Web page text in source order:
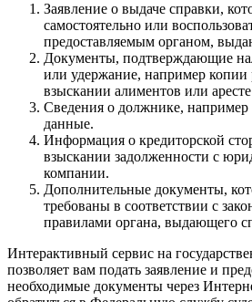
Заявление о выдаче справки,
самостоятельно или
предоставляемым органом,
Документы, подтверждающие
или удержание, например копии
взыскании алиментов или
Сведения о должнике,
данные.
Информация о кредиторской
взыскании задолженности с
компании.
Дополнительные документы,
требованы в соответствии с
правилами органа, выдающего
Интерактивный сервис на
позволяет вам подать заявление и
необходимые документы через